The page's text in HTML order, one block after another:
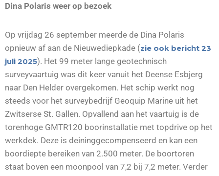
Dina Polaris weer op bezoek
Op vrijdag 26 september meerde de Dina Polaris
opnieuw af aan de Nieuwediepkade (zie ook bericht 23
juli 2025). Het 99 meter lange geotechnisch
surveyvaartuig was dit keer vanuit het Deense Esbjerg
naar Den Helder overgekomen. Het schip werkt nog
steeds voor het surveybedrijf Geoquip Marine uit het
Zwitserse St. Gallen. Opvallend aan het vaartuig is de
torenhoge GMTR120 boorinstallatie met topdrive op het
werkdek. Deze is deininggecompenseerd en kan een
boordiepte bereiken van 2.500 meter. De boortoren
staat boven een moonpool van 7,2 bij 7,2 meter. Verder